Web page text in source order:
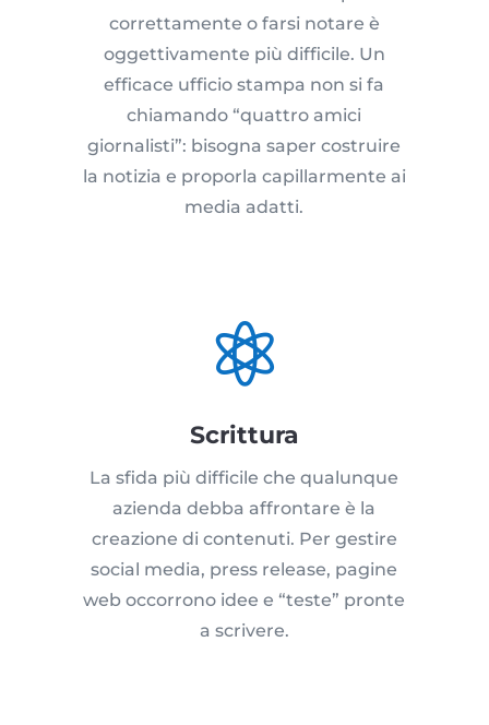
correttamente o farsi notare è
oggettivamente più difficile. Un
efficace ufficio stampa non si fa
chiamando “quattro amici
giornalisti”: bisogna saper costruire
la notizia e proporla capillarmente ai
media adatti.

Scrittura
La sfida più difficile che qualunque
azienda debba affrontare è la
creazione di contenuti. Per gestire
social media, press release, pagine
web occorrono idee e “teste” pronte
a scrivere.